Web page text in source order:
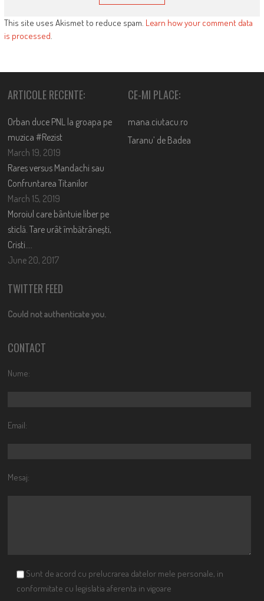
This site uses Akismet to reduce spam. Learn how your comment data
is processed
ARTICOLE RECENTE:
Orban duce PNL la groapa pe
muzica #Rezist
March 19, 2019
Rares versus Mandachi sau
Confruntarea Titanilor
March 15, 2019
Moroiul care bântuie liber pe
sticlă. Tare urât îmbătrânești,
Cristi….
June 20, 2017
CE-MI PLACE:
mana.ciutacu.ro
Taranu’ de Badea
TWITTER FEED
Could not authenticate you.
CONTACT
Nume:
Email:
Mesaj:
Sunt de acord cu prelucrarea datelor mele personale, in
conformitate cu legislatia aferenta in vigoare